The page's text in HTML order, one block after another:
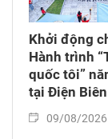
Khởi động
Hành trình
quốc tôi”
tại Điện Biên
09/08/2026